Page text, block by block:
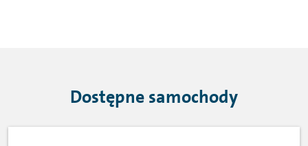
Dostępne samochody